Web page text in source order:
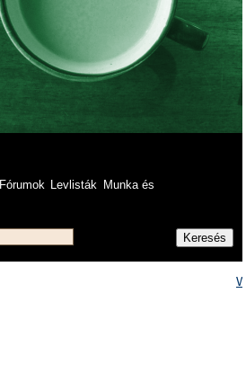
Fórumok Levlisták
Munka és